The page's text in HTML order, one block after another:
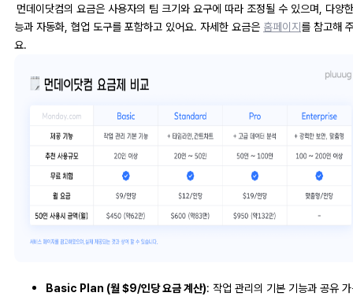
먼데이닷컴의 요금은 사용자의 팀 크기와 요구에 따라 조정될 수 있으며, 다양
능과 자동화, 협업 도구를 포함하고 있어요. 자세한 요금은 홈페이지를 참고해
요.
Basic Plan (월 $9/인당 요금 계산): 작업 관리의 기본 기능과 공유